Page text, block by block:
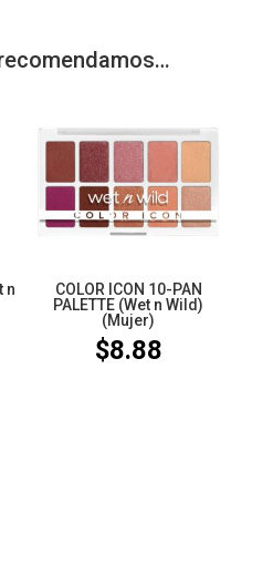
n
COLOR ICON 10-PAN
PALETTE (Wet n Wild)
(Mujer)
$8.88